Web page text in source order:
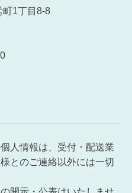
町1丁目8-8
人情報は、受付・配送業
とのご連絡以外には一切